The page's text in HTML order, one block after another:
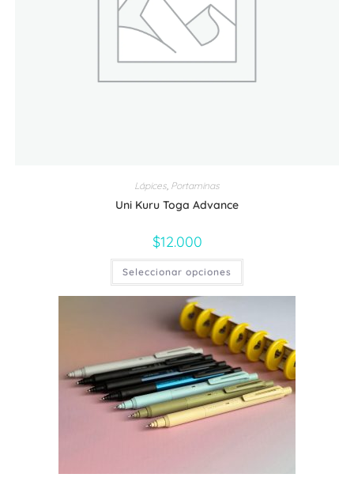
Lápices, Portaminas
Uni Kuru Toga Advance
$12.000
Seleccionar opciones
Este
tiene
múltiples
Las
opciones
se
pueden
elegir
en
la
página
de